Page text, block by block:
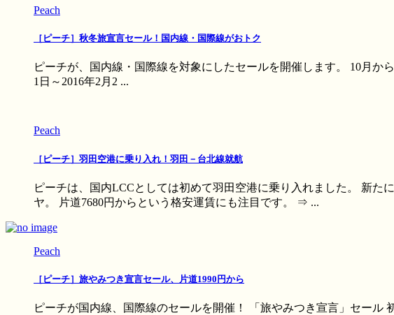
Peach
［ピーチ］秋冬旅宣言セール！国内線・国際線がおトク
ピーチが、国内線・国際線を対象にしたセールを開催します。 10月か
1日～2016年2月2 ...
Peach
［ピーチ］羽田空港に乗り入れ！羽田－台北線就航
ピーチは、国内LCCとしては初めて羽田空港に乗り入れました。 新
ヤ。 片道7680円からという格安運賃にも注目です。 ⇒ ...
Peach
［ピーチ］旅やみつき宣言セール、片道1990円から
ピーチが国内線、国際線のセールを開催！ 「旅やみつき宣言」セール